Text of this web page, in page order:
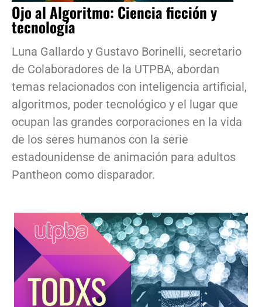
Ojo al Algoritmo: Ciencia ficción y
tecnología
Luna Gallardo y Gustavo Borinelli, secretario
de Colaboradores de la UTPBA, abordan
temas relacionados con inteligencia artificial,
algoritmos, poder tecnológico y el lugar que
ocupan las grandes corporaciones en la vida
de los seres humanos con la serie
estadounidense de animación para adultos
Pantheon como disparador.